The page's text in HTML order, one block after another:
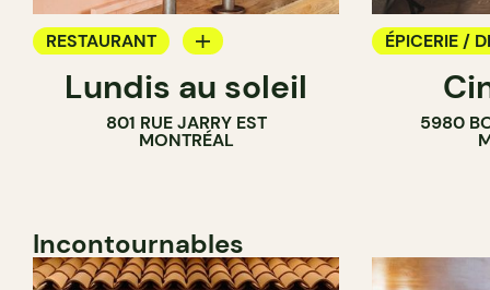
RESTAURANT
BAR À VIN
Lundis au soleil
801 RUE JARRY EST
MONTRÉAL
ÉPICERIE /
COMPTOIR
CAVISTE
5980
Incontournables